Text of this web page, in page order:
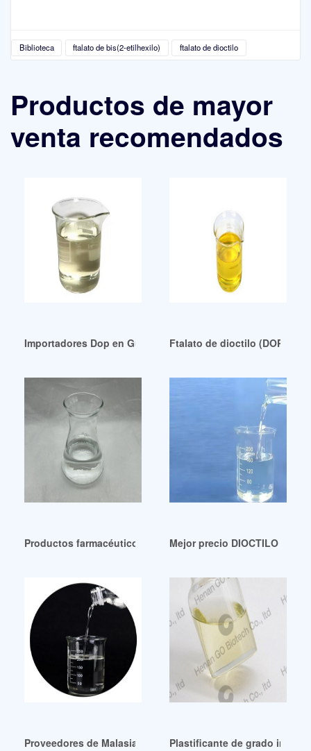
Biblioteca ftalato de bis(2-etilhexilo) ftalato de dioctilo
Productos de mayor
venta recomendados
Importadores Dop en Guatemala al mejor precio
Ftalato de dioctilo (DOP) de
Productos farmacéuticos y bioquímicos-Ftalato de dioctilo
Mejor precio DIOCTILO
Proveedores de Malasia/Fabricantes de ftalato de dioctilo
Plastificante de grado